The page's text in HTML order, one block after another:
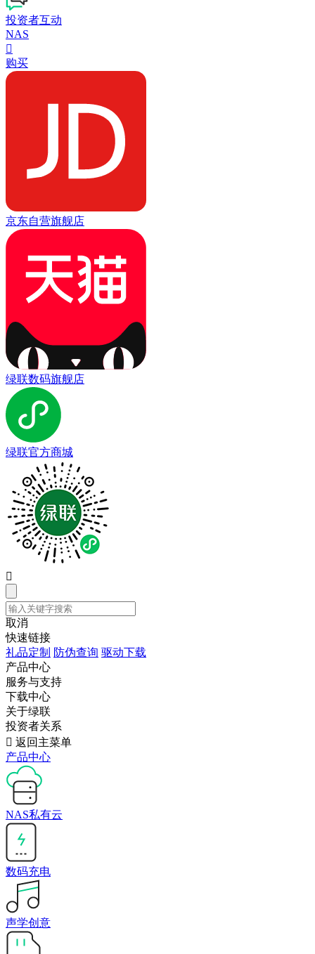
投资者互动
NAS

购买
京东自营旗舰店
绿联数码旗舰店
绿联官方商城

取消
快速链接
礼品定制 防伪查询 驱动下载
产品中心
服务与支持
下载中心
关于绿联
投资者关系
 返回主菜单
产品中心
NAS私有云
数码充电
声学创意